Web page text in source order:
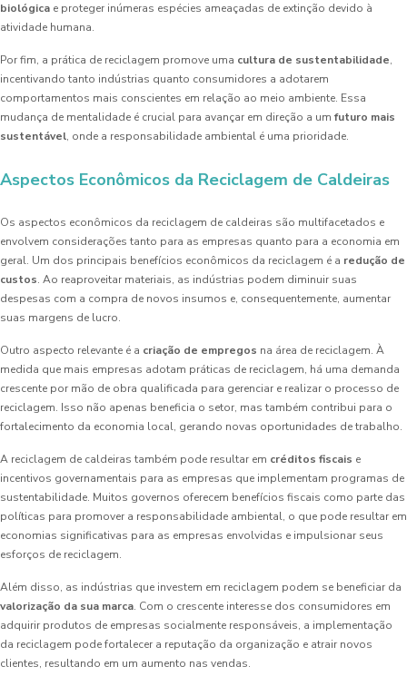
biológica e proteger inúmeras espécies ameaçadas de extinção devido à
atividade humana.
Por fim, a prática de reciclagem promove uma cultura de sustentabilidade,
incentivando tanto indústrias quanto consumidores a adotarem
comportamentos mais conscientes em relação ao meio ambiente. Essa
mudança de mentalidade é crucial para avançar em direção a um futuro mais
sustentável, onde a responsabilidade ambiental é uma prioridade.
Aspectos Econômicos da Reciclagem de Caldeiras
Os aspectos econômicos da reciclagem de caldeiras são multifacetados e
envolvem considerações tanto para as empresas quanto para a economia em
geral. Um dos principais benefícios econômicos da reciclagem é a redução de
custos. Ao reaproveitar materiais, as indústrias podem diminuir suas
despesas com a compra de novos insumos e, consequentemente, aumentar
suas margens de lucro.
Outro aspecto relevante é a criação de empregos na área de reciclagem. À
medida que mais empresas adotam práticas de reciclagem, há uma demanda
crescente por mão de obra qualificada para gerenciar e realizar o processo de
reciclagem. Isso não apenas beneficia o setor, mas também contribui para o
fortalecimento da economia local, gerando novas oportunidades de trabalho.
A reciclagem de caldeiras também pode resultar em créditos fiscais e
incentivos governamentais para as empresas que implementam programas de
sustentabilidade. Muitos governos oferecem benefícios fiscais como parte das
políticas para promover a responsabilidade ambiental, o que pode resultar em
economias significativas para as empresas envolvidas e impulsionar seus
esforços de reciclagem.
Além disso, as indústrias que investem em reciclagem podem se beneficiar da
valorização da sua marca. Com o crescente interesse dos consumidores em
adquirir produtos de empresas socialmente responsáveis, a implementação
da reciclagem pode fortalecer a reputação da organização e atrair novos
clientes, resultando em um aumento nas vendas.